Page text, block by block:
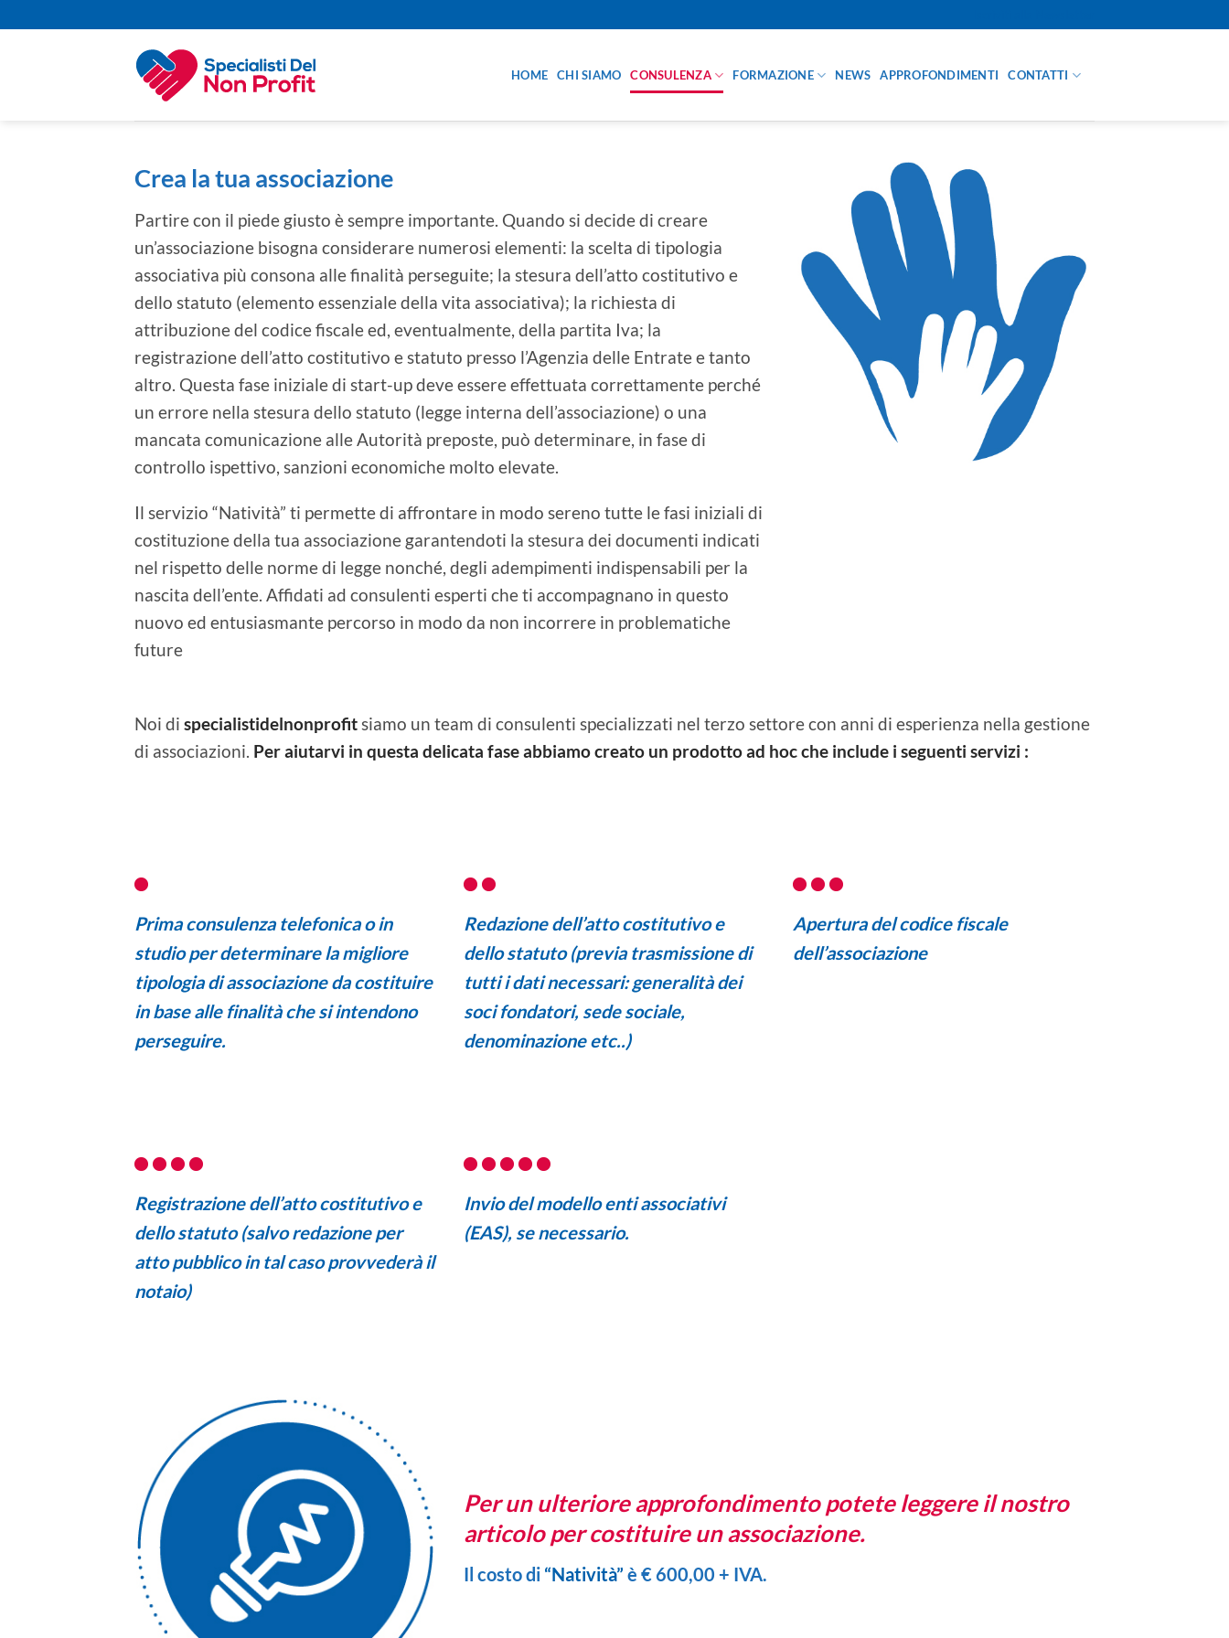
ai
HOME CHI SIAMO CONSULENZA FORMAZIONE NEWS APPROFONDIMENTI CONTATTI
Crea la tua associazione
Partire con il piede giusto è sempre importante. Quando si decide di creare
un’associazione bisogna considerare numerosi elementi: la scelta di tipologia
associativa più consona alle finalità perseguite; la stesura dell’atto costitutivo e
dello statuto (elemento essenziale della vita associativa); la richiesta di
attribuzione del codice fiscale ed, eventualmente, della partita Iva; la
registrazione dell’atto costitutivo e statuto presso l’Agenzia delle Entrate e tanto
altro. Questa fase iniziale di start-up deve essere effettuata correttamente perché
un errore nella stesura dello statuto (legge interna dell’associazione) o una
mancata comunicazione alle Autorità preposte, può determinare, in fase di
controllo ispettivo, sanzioni economiche molto elevate.
Il servizio “Natività” ti permette di affrontare in modo sereno tutte le fasi iniziali di
costituzione della tua associazione garantendoti la stesura dei documenti indicati
nel rispetto delle norme di legge nonché, degli adempimenti indispensabili per la
nascita dell’ente. Affidati ad consulenti esperti che ti accompagnano in questo
nuovo ed entusiasmante percorso in modo da non incorrere in problematiche
future
Noi di specialistidelnonprofitsiamo un team di consulenti specializzati nel terzo settore con anni di esperienza nella gestione
di associazioni. Per aiutarvi in questa delicata fase abbiamo creato un prodotto ad hoc che include i seguenti servizi :
Prima consulenza telefonica o in
studio per determinare la migliore
tipologia diassociazione da costituire
in base alle finalità che si intendono
perseguire.
Redazione dell’atto costitutivo e
dello statuto(previa trasmissione di
tutti i dati necessari: generalità dei
soci fondatori, sede sociale,
denominazione etc..)
Apertura del codice fiscale
dell’associazione
Registrazione dell’atto costitutivo e
dello statuto(salvo redazione per
atto pubblico in tal caso provvederà il
notaio)
Invio del modello enti associativi
(EAS), se necessario.
Per un ulteriore approfondimento potete leggere il nostro
articolo per costituire un associazione.
Il costo di “Natività” è € 600,00 + IVA.